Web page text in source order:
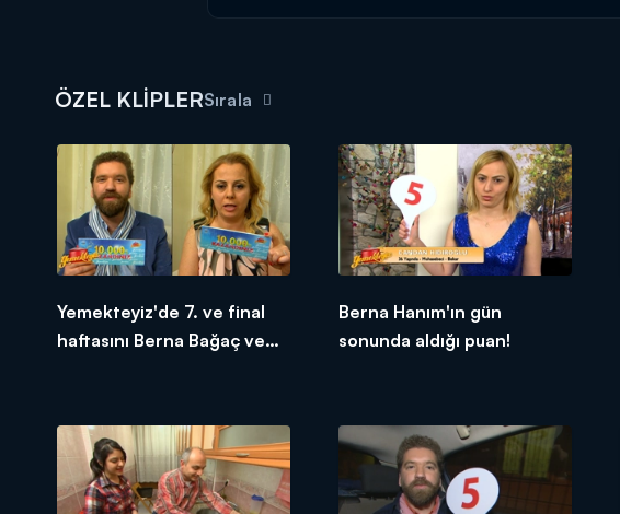
ÖZEL KLİPLERSırala
Yemekteyiz'de 7. ve final
haftasını Berna Bağaç ve
Berna Hanım'ın gün
sonunda aldığı puan!